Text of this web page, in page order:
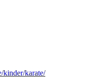
kinder/karate/